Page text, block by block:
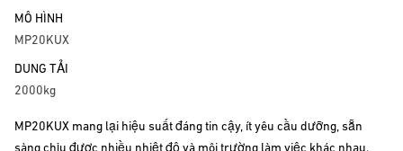
MÔ HÌNH
MP20KUX
DUNG TẢI
2000kg
MP20KUX mang lại hiệu suất đáng tin cậy, ít yêu cầu dưỡng, sẵn
sàng chịu được nhiều nhiệt độ và môi trường làm việc khác nhau.